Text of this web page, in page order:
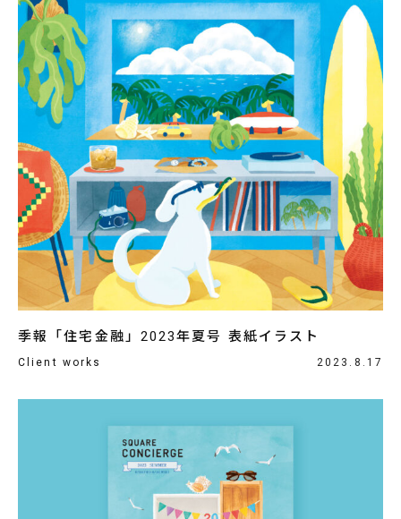
季報「住宅金融」2023年夏号 表紙イラスト
Client works 2023.8.17